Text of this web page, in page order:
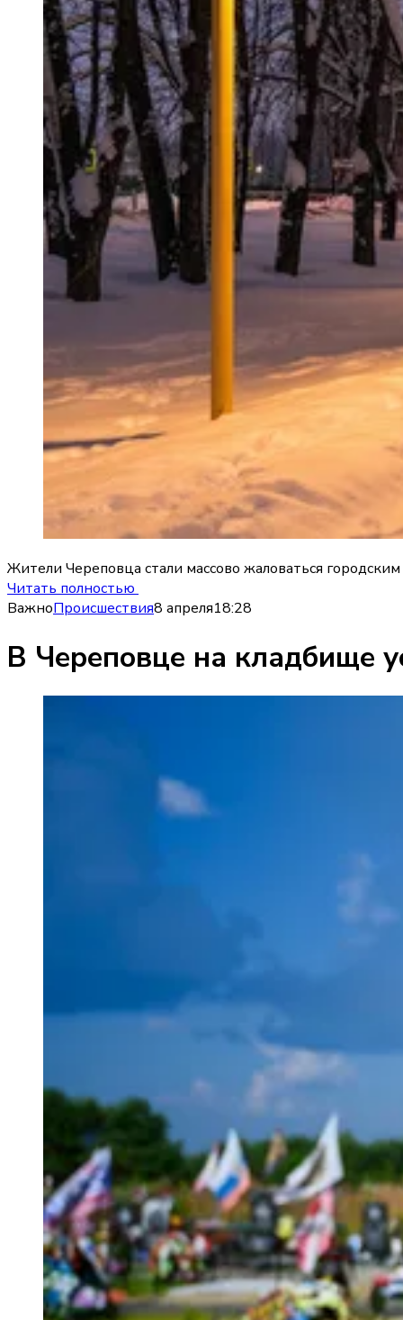
Жители Череповца стали массово жаловаться
Читать полностью
ВажноПроисшествия8 апреля18:28
В Череповце на кладбище